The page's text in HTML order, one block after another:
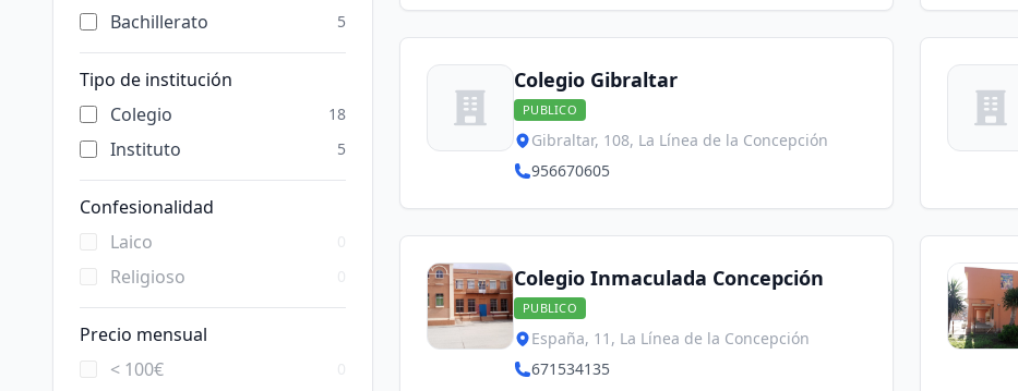
Bachillerato 5
Tipo de institución
Colegio
18
Instituto 5
Confesionalidad
Laico
Religioso
Precio mensual
< 100€
Colegio Gibraltar
PUBLICO
Gibraltar, 108, La Línea de la Concepción
956670605
Colegio Inmaculada Concepción
PUBLICO
España, 11, La Línea de la Concepción
671534135